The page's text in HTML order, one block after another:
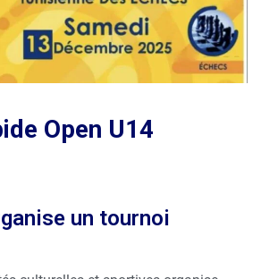
Open U14
un tournoi